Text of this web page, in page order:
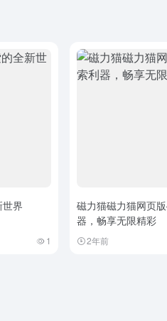
界
1
磁力猫磁力猫网页
器，畅享无限精彩
2年前